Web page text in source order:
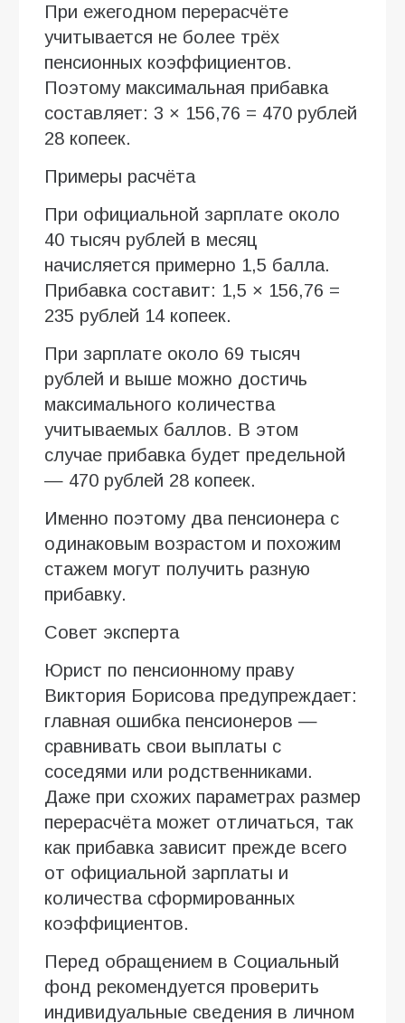
При ежегодном перерасчёте
учитывается не более трёх
пенсионных коэффициентов.
Поэтому максимальная прибавка
составляет: 3 × 156,76 = 470 рублей
28 копеек.
Примеры расчёта
При официальной зарплате около
40 тысяч рублей в месяц
начисляется примерно 1,5 балла.
Прибавка составит: 1,5 × 156,76 =
235 рублей 14 копеек.
При зарплате около 69 тысяч
рублей и выше можно достичь
максимального количества
учитываемых баллов. В этом
случае прибавка будет предельной
— 470 рублей 28 копеек.
Именно поэтому два пенсионера с
одинаковым возрастом и похожим
стажем могут получить разную
прибавку.
Совет эксперта
Юрист по пенсионному праву
Виктория Борисова предупреждает:
главная ошибка пенсионеров —
сравнивать свои выплаты с
соседями или родственниками.
Даже при схожих параметрах размер
перерасчёта может отличаться, так
как прибавка зависит прежде всего
от официальной зарплаты и
количества сформированных
коэффициентов.
Перед обращением в Социальный
фонд рекомендуется проверить
индивидуальные сведения в личном